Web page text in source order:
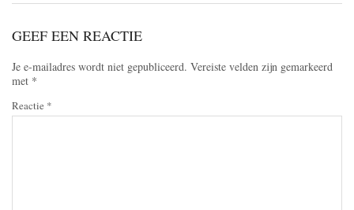
GEEF EEN REACTIE
Je e-mailadres wordt niet gepubliceerd. Vereiste velden zijn gemarkeerd
met *
Reactie *